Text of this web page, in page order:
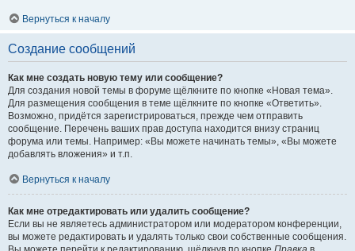
Вернуться к началу
Создание сообщений
Как мне создать новую тему или сообщение?
Для создания новой темы в форуме щёлкните по кнопке «Новая тема».
Для размещения сообщения в теме щёлкните по кнопке «Ответить».
Возможно, придётся зарегистрироваться, прежде чем отправить
сообщение. Перечень ваших прав доступа находится внизу страниц
форума или темы. Например: «Вы можете начинать темы», «Вы можете
добавлять вложения» и т.п.
Вернуться к началу
Как мне отредактировать или удалить сообщение?
Если вы не являетесь администратором или модератором конференции,
вы можете редактировать и удалять только свои собственные сообщения.